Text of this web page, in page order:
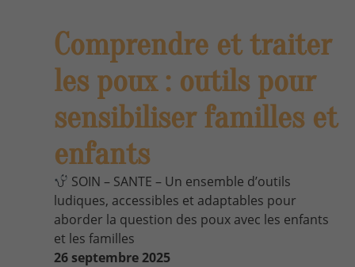
Comprendre et traiter
les poux : outils pour
sensibiliser familles et
enfants
SOIN – SANTE – Un ensemble d’outils
ludiques, accessibles et adaptables pour
aborder la question des poux avec les enfants
et les familles
26 septembre 2025